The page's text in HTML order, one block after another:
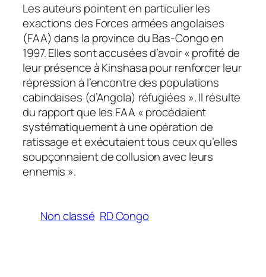
Les auteurs pointent en particulier les
exactions des Forces armées angolaises
(FAA) dans la province du Bas-Congo en
1997. Elles sont accusées d’avoir « profité de
leur présence à Kinshasa pour renforcer leur
répression à l’encontre des populations
cabindaises (d’Angola) réfugiées ». Il résulte
du rapport que les FAA « procédaient
systématiquement à une opération de
ratissage et exécutaient tous ceux qu’elles
soupçonnaient de collusion avec leurs
ennemis ».
Non classé RD Congo